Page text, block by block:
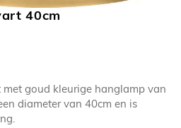
40cm
goud kleurige hanglamp van
diameter van 40cm en is